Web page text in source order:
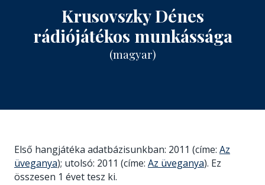
Krusovszky Dénes
rádiójátékos munkássága
(magyar)
Első hangjátéka adatbázisunkban: 2011 (címe: Az
üveganya); utolsó: 2011 (címe: Az üveganya). Ez
összesen 1 évet tesz ki.